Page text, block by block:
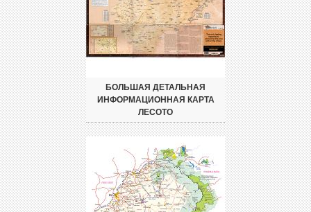
БОЛЬШАЯ ДЕТАЛЬНАЯ
ИНФОРМАЦИОННАЯ КАРТА
ЛЕСОТО